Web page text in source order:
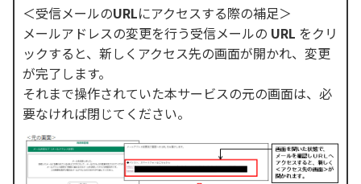
＜受信メールのURLにアクセスする際の補足＞
メールアドレスの変更を行う受信メールの URL をクリ
ックすると、新しくアクセス先の画面が開かれ、変更
が完了します。
それまで操作されていた本サービスの元の画面は、必
要なければ閉じてください。